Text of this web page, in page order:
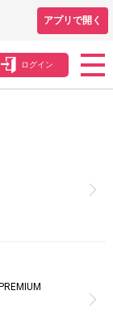
アプリで開く
ログイン